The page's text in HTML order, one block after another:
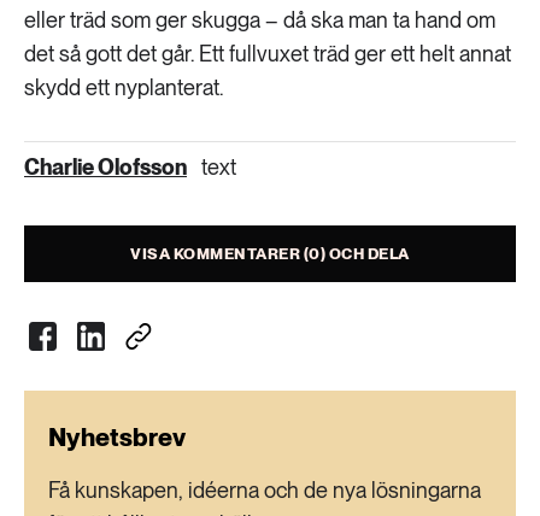
eller träd som ger skugga – då ska man ta hand om
det så gott det går. Ett fullvuxet träd ger ett helt annat
skydd ett nyplanterat.
Charlie Olofsson text
VISA KOMMENTARER (0) OCH DELA
Nyhetsbrev
Få kunskapen, idéerna och de nya lösningarna